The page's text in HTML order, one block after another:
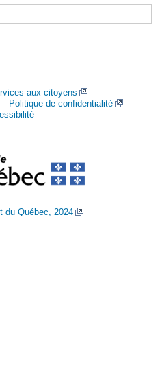
aux citoyens
Politique de confidentialité
du Québec, 2024